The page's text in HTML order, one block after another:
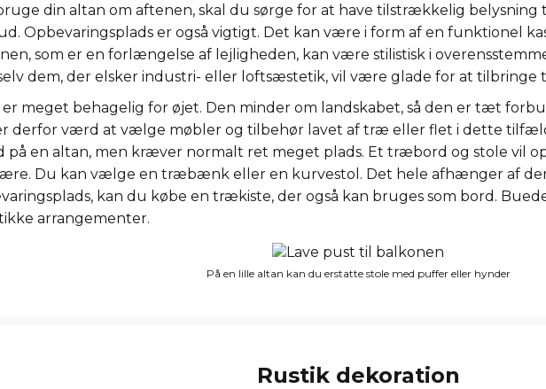
din altan om aftenen, skal du sørge for at have tilstrækkelig
Opbevaringsplads er også vigtigt. Det kan være i form af en funktionel
som er en forlængelse af lejligheden, kan være stilistisk i
dem, der elsker industri- eller loftsæstetik, vil være glade for at
er meget behagelig for øjet. Den minder om landskabet, så den er tæt
derfor værd at vælge møbler og tilbehør lavet af træ eller flet i dette
på en altan, men kræver normalt ret meget plads. Et træbord og stole vil
Du kan vælge en træbænk eller en kurvestol. Det hele afhænger af
kan du købe en trækiste, der også kan bruges som bord.
arrangementer.
På en lille altan kan du erstatte stole med puffer eller hynder
Rustik dekoration